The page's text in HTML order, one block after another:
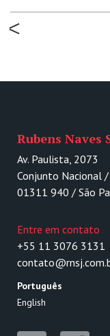
Rubens Naves
Av. Paulista, 2073
Conjunto Nacional
01311 940 / São
Entre em contato
+55 11 3076 3131
Português
English